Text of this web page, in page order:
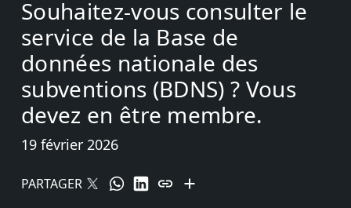
Souhaitez-vous consulter le
service de la Base de
données nationale des
subventions (BDNS) ? Vous
devez en être membre.
19 février 2026
PARTAGER